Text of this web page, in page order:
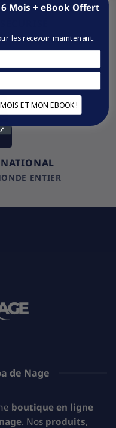
/ PAYPAL
ENTIER
de Nage
boutique en ligne
. Nos produits,
Mois + eBook Offert
les recevoir maintenant.
ET MON EBOOK !